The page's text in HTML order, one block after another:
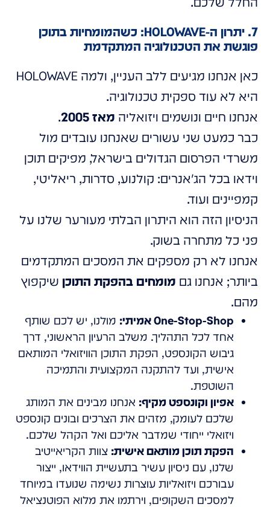
7. יתרון ה-HOLOWAVE: כשהמומחיות בתוכן
פוגשת את הטכנולוגיה המתקדמת
כאן אנחנו מגיעים ללב העניין, ולמה HOLOWAVE
היא לא עוד ספקית טכנולוגיה.
אנחנו חיים ונושמים ויזואליה מאז 2005
.
כבר כמעט שני עשורים שאנחנו עובדים מול
משרדי הפרסום הגדולים בישראל, מפיקים תוכן
וידאו בכל הג'אנרים: קולנוע, סדרות, ריאליטי,
קמפיינים ועוד.
הניסיון הזה הוא היתרון הבלתי מעורער שלנו על
פני כל מתחרה בשוק.
אנחנו לא רק מספקים את המסכים המתקדמים
ביותר; אנחנו גם מומחים בהפקת התוכן שיקפוץ
מהם.
One-Stop-Shop אמיתי:
מולנו, יש לכם שותף
אחד לכל התהליך. משלב הרעיון הראשוני, דרך
גיבוש הקונספט, הפקת התוכן הוויזואלי המותאם
אישית, ועד להתקנה המקצועית והתמיכה
השוטפת.
אפיון וקונספט מקיף: אנחנו מבינים את המותג
שלכם לעומק, מזהים את הצרכים ובונים קונספט
ויזואלי ייחודי שמדבר אליכם ואל הקהל שלכם.
הפקת תוכן מותאם אישית: צוות הקריאייטיב
שלנו, עם ניסיון עשיר בתעשיית הווידאו, ייצור
עבורכם ויזואליות עוצרות נשימה שנועדו במיוחד
למסכים השקופים, וירתמו את מלוא הפוטנציאל